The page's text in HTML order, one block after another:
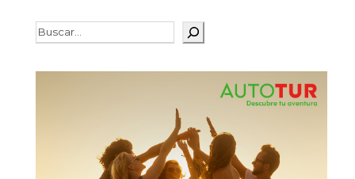
Buscar